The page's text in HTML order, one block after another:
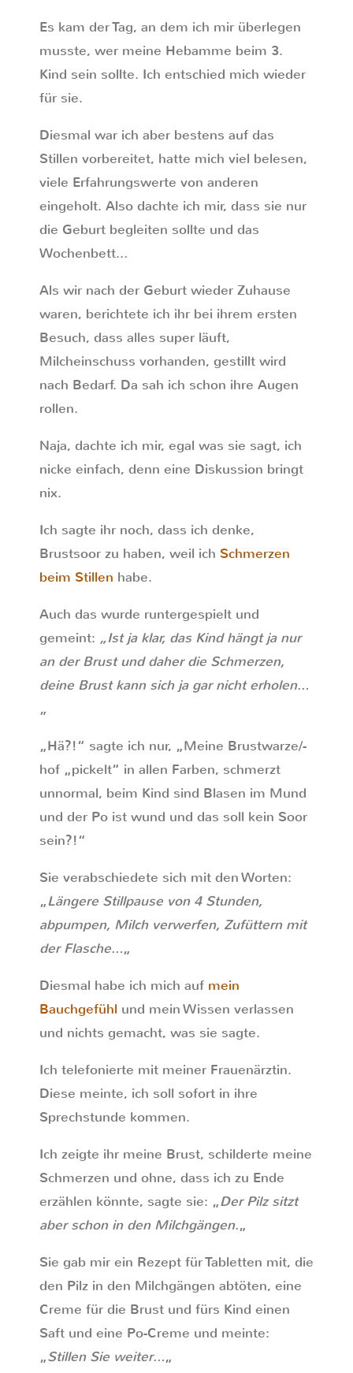
Es kam der Tag, an dem ich mir überlegen
musste, wer meine Hebamme beim 3.
Kind sein sollte. Ich entschied mich wieder
für sie.
Diesmal war ich aber bestens auf das
Stillen vorbereitet, hatte mich viel belesen,
viele Erfahrungswerte von anderen
eingeholt. Also dachte ich mir, dass sie nur
die Geburt begleiten sollte und das
Wochenbett…
Als wir nach der Geburt wieder Zuhause
waren, berichtete ich ihr bei ihrem ersten
Besuch, dass alles super läuft,
Milcheinschuss vorhanden, gestillt wird
nach Bedarf. Da sah ich schon ihre Augen
rollen.
Naja, dachte ich mir, egal was sie sagt, ich
nicke einfach, denn eine Diskussion bringt
nix.
Ich sagte ihr noch, dass ich denke,
Brustsoor zu haben, weil ich Schmerzen
beim Stillen habe.
Auch das wurde runtergespielt und
gemeint: „Ist ja klar, das Kind hängt ja nur
an der Brust und daher die Schmerzen,
deine Brust kann sich ja gar nicht erholen…
„
„Hä?!“ sagte ich nur, „Meine Brustwarze/-
hof „pickelt“ in allen Farben, schmerzt
unnormal, beim Kind sind Blasen im Mund
und der Po ist wund und das soll kein Soor
sein?!“
Sie verabschiedete sich mit den Worten:
„Längere Stillpause von 4 Stunden,
abpumpen, Milch verwerfen, Zufüttern mit
der Flasche…„
Diesmal habe ich mich auf mein
Bauchgefühl und mein Wissen verlassen
und nichts gemacht, was sie sagte.
Ich telefonierte mit meiner Frauenärztin.
Diese meinte, ich soll sofort in ihre
Sprechstunde kommen.
Ich zeigte ihr meine Brust, schilderte meine
Schmerzen und ohne, dass ich zu Ende
erzählen könnte, sagte sie: „Der Pilz sitzt
aber schon in den Milchgängen.„
Sie gab mir ein Rezept für Tabletten mit, die
den Pilz in den Milchgängen abtöten, eine
Creme für die Brust und fürs Kind einen
Saft und eine Po-Creme und meinte:
„Stillen Sie weiter…„